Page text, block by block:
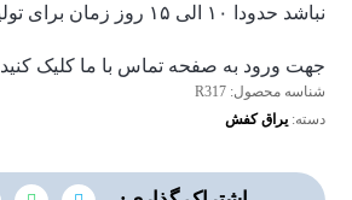
نباشد حدودا ۱۰ الی ۱۵ روز زمان برای تولید نیاز دارد
جهت ورود به صفحه تماس با ما کلیک کنید
شناسه محصول:R317
دسته:یراق کفش